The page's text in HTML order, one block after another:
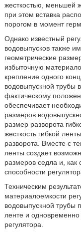
жесткостью, меньшей
при этом вставка
порогом в момент
Однако известный
водовыпусков также
геометрические
избыточную
крепление одного
водовыпускной трубы
фактическому
обеспечивает
размеров
размер разворота
жесткость гибкой
разворота. Вместе с
ленты создает
размеров седла и, как
способности
Техническим
материалоемкости
водовыпускной трубы
ленте и одновременно
регулятора.